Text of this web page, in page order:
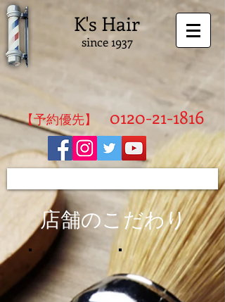
K's Hair
since 1937
​【予約優先】 0120-21-1816
店舗のこだわり